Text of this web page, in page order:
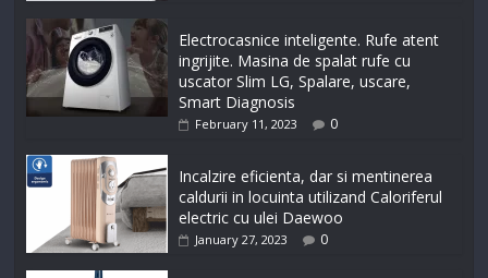
Electrocasnice inteligente. Rufe atent
ingrijite. Masina de spalat rufe cu
uscator Slim LG, Spalare, uscare,
Smart Diagnosis
February 11, 2023 0
Incalzire eficienta, dar si mentinerea
caldurii in locuinta utilizand Caloriferul
electric cu ulei Daewoo
January 27, 2023 0